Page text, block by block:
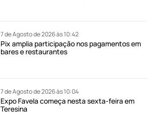
7 de Agosto de 2026 às 10:42
Pix amplia participação nos pagamentos em
bares e restaurantes
7 de Agosto de 2026 às 10:04
Expo Favela começa nesta sexta-feira em
Teresina